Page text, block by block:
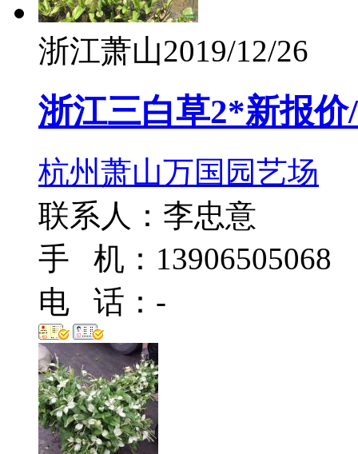
浙江萧山2019/12/26
浙江三白草2*新报
杭州萧山万国园艺场
联系人：李忠意
手 机：13906505068
电 话：-